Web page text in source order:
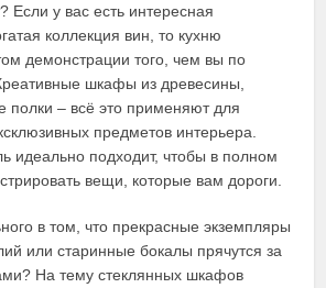
Если у вас есть интересная
коллекция вин, то кухню
демонстрации того, чем вы по
шкафы из древесины,
полки – всё это применяют для
предметов интерьера.
идеально подходит, чтобы в полном
вещи, которые вам дороги.
в том, что прекрасные экземпляры
или старинные бокалы прячутся за
На тему стеклянных шкафов